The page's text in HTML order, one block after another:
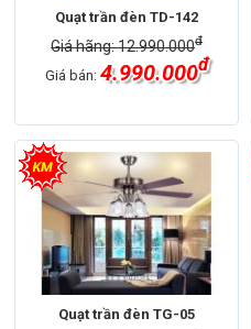
Quạt trần đèn TD-142
Giá hãng: 12.990.000đ
Giá bán: 4.990.000đ
Quạt trần đèn TG-05